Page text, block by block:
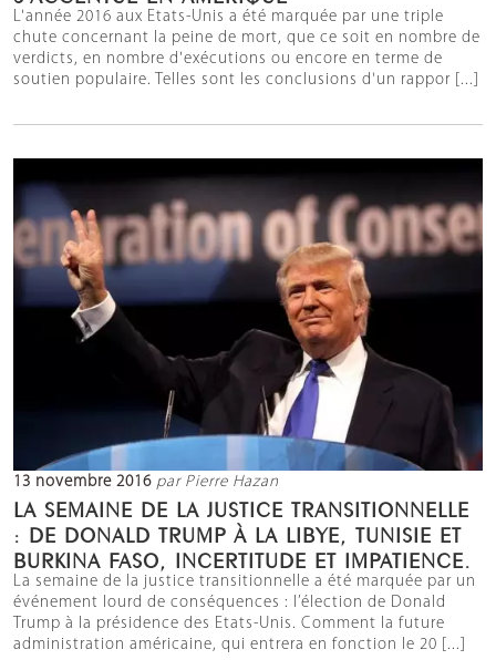
L'année 2016 aux Etats-Unis a été marquée par une triple
chute concernant la peine de mort, que ce soit en nombre de
verdicts, en nombre d'exécutions ou encore en terme de
soutien populaire. Telles sont les conclusions d'un rappor [...]
13 novembre 2016 par Pierre Hazan
LA SEMAINE DE LA JUSTICE TRANSITIONNELLE
: DE DONALD TRUMP À LA LIBYE, TUNISIE ET
BURKINA FASO, INCERTITUDE ET IMPATIENCE.
La semaine de la justice transitionnelle a été marquée par un
événement lourd de conséquences : l’élection de Donald
Trump à la présidence des Etats-Unis. Comment la future
administration américaine, qui entrera en fonction le 20 [...]